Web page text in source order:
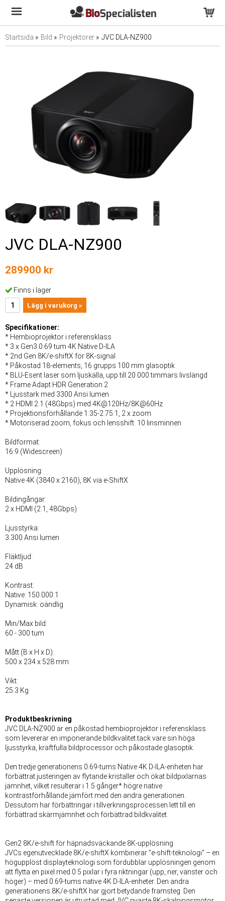
Startsida » Bild » Projektorer » JVC DLA-NZ900
JVC DLA-NZ900
289900 kr
Finns i lager
Lägg i varukorg »
Specifikationer:
* Hembioprojektor i referensklass
* 3 x Gen3 0.69 tum 4K Native D-ILA
* 2nd Gen 8K/e-shiftX för 8K-signal
* Påkostad 18-elements, 16 grupps 100 mm glasoptik
* BLU-Esent laser som ljuskälla, upp till 20.000 timmars livslängd
* Frame Adapt HDR Generation 2
* Ljusstark med 3300 Ansi lumen
* 2 HDMI 2.1 (48Gbps) med 4K@120Hz/8K@60Hz
* Projektionsförhållande 1.35-2.75:1, 2 x zoom
* Motoriserad zoom, fokus och lensshift. 10 linsminnen
Bildformat:
16:9 (Widescreen)
Upplösning:
Native 4K (3840 x 2160), 8K via e-ShiftX
Bildingångar:
2 x HDMI (2.1, 48Gbps)
Ljusstyrka:
3.300 Ansi lumen
Fläktljud:
24 dB
Kontrast:
Native: 150.000:1
Dynamisk: oändlig
Min/Max bild:
60 - 300 tum
Mått (B x H x D):
500 x 234 x 528 mm
Vikt:
25.3 Kg
Produktbeskrivning
JVC DLA-NZ900 är en påkostad hembioprojektor i referensklass
som levererar en imponerande bildkvalitet tack vare sin höga
ljusstyrka, kraftfulla bildprocessor och påkostade glasoptik.
Den tredje generationens 0.69-tums Native 4K D-ILA-enheten har
förbättrat justeringen av flytande kristaller och ökat bildpixlarnas
jämnhet, vilket resulterar i 1.5 gånger* högre native
kontrastförhållande jämfört med den andra generationen.
Dessutom har förbättringar i tillverkningsprocessen lett till en
förbättrad skärmjämnhet och förbättrad bildkvalitet.
Gen2 8K/e-shift för häpnadsväckande 8K-upplösning
JVCs egenutvecklade 8K/e-shiftX kombinerar "e-shift-teknologi" – en
högupplöst displayteknologi som fördubblar upplösningen genom
att flytta en pixel med 0.5 pixlar i fyra riktningar (upp, ner, vänster och
höger) – med 0.69-tums native 4K D-ILA-enheter. Den andra
generationens 8K/e-shiftX har gjort betydande framsteg. Den